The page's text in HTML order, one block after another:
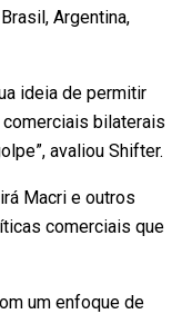
Argentina,
ideia de permitir
bilaterais
avaliou Shifter.
Macri e outros
comerciais que
um enfoque de